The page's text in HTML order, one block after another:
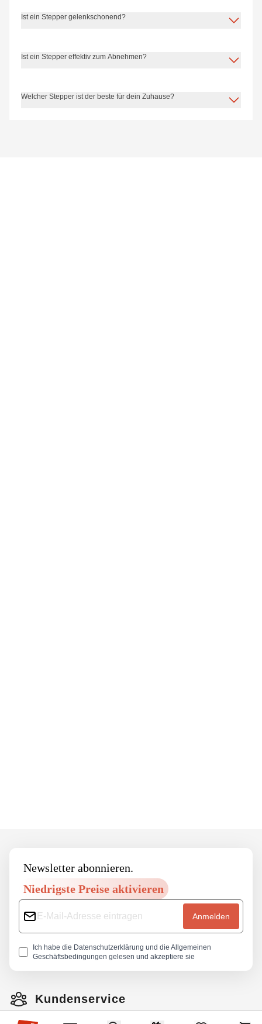
Hop-sport.at
Ist ein Stepper gelenkschonend?
Ist ein Stepper effektiv zum Abnehmen?
Welcher Stepper ist der beste für dein Zuhause?
Newsletter abonnieren.
Niedrigste Preise aktivieren
Anmelden
Ich habe die Datenschutzerklärung und die Allgemeinen
Geschäftsbedingungen gelesen und akzeptiere sie
Kundenservice